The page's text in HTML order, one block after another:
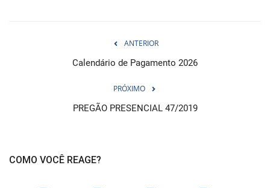
ANTERIOR
Calendário de Pagamento 2026
PRÓXIMO
PREGÃO PRESENCIAL 47/2019
COMO VOCÊ REAGE?